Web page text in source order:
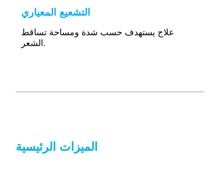
التشعيع المعياري
علاج يستهدف حسب شدة ومساحة تساقط
الشعر.
الميزات الرئيسية